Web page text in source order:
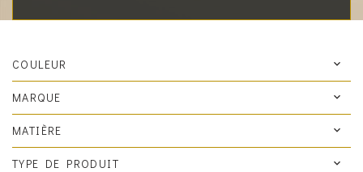
COULEUR
MARQUE
MATIÈRE
TYPE DE PRODUIT